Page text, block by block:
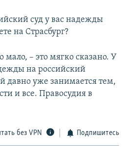
суд у вас надежды
на Страсбург?
мало, – это мягко сказано. У
на российский
давно уже занимается тем,
и все. Правосудия в
без VPN Подпишитесь